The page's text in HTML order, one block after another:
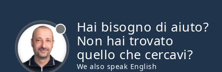
Hai bisogno di aiuto?
Non hai trovato
quello che cercavi?
We also speak English